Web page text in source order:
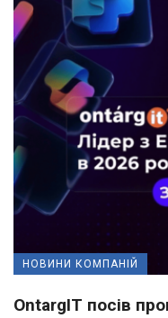
НОВИНИ КОМПАНІЙ
OntargIT посів